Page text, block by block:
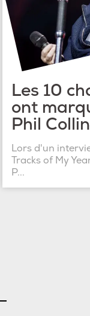
Les 10
ont
Phil
Lors d'un
Tracks of My
P...